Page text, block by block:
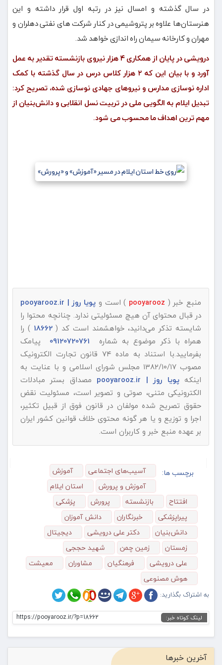
در سال گذشته و امسال نیز در رتبه اول قرار داشته و این
هنرستان‌ها علاوه بر پتروشیمی در کنار شرکت های نفتی دهلران و
مهران و کارخانه سیمان راه اندازی خواهد شد.
درویشی در پایان از همکاری ۴ هزار نیروی بازنشسته تقدیر به عمل
آورد و با بیان این که ۲ هزار کلاس درس در سال گذشته با کمک
اداره نوسازی مدارس و نیروهای جهادی نوسازی شده، تصریح کرد:
تبدیل ایلام به الگویی ملی در تربیت نسل انقلابی و دانش‌بنیان از
مهم ترین اهداف ما محسوب می شود.
منبع خبر ( pooyarooz ) است و پویا روز | pooyarooz.ir
در قبال محتوای آن هیچ مسئولیتی ندارد. چنانچه محتوا را
شایسته تذکر می‌دانید، خواهشمند است کد (18662
) را
همراه با ذکر موضوع به شماره
پیامک
بفرمایید.با استناد به ماده ۷۴ قانون تجارت الکترونیک
مصوب ۱۳۸۲/۱۰/۱۷ مجلس شورای اسلامی و با عنایت به
اینکهپویا روز | pooyarooz.ir
مصداق بستر مبادلات
الکترونیکی متنی، صوتی و تصویر است، مسئولیت نقض
حقوق تصریح شده مولفان در قانون فوق از قبیل تکثیر،
اجرا و توزیع و یا هر گونه محتوی خلاف قوانین کشور ایران
بر عهده منبع خبر و کاربران است.
برچسب ها: آسیب‌های اجتماعی
آموزش
آموزش و پرورش
استان ایلام
افتتاح
بازنشسته پرورش
پزشکی
پیراپزشکی
خبرنگاران
دانش آموزان
دانش‌بنیان
دکتر علی درویشی
دیجیتال
زمستان
زمین چمن
شهید حججی
علی درویشی
فرهنگیان مشاوران
معیشت
هوش مصنوعی
به اشتراک بگذارید:
لینک کوتاه خبر: https://pooyarooz.ir/?p=18662
آخرین خبرها